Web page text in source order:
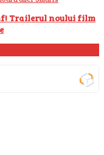
Trailerul noului film